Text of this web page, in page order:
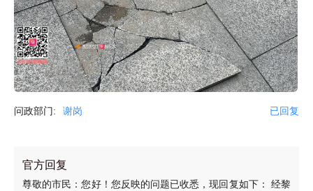
问政部门: 谢岗 已回复
官方回复
尊敬的市民：您好！您反映的问题已收悉，现回复如下： 经黎